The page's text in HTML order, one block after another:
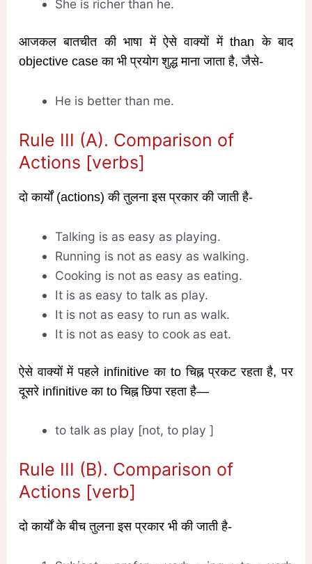
She is richer than he.
आजकल बातचीत की भाषा में ऐसे वाक्यों में than के बाद
objective case का भी प्रयोग शुद्ध माना जाता है, जैसे-
He is better than me.
Rule III (A). Comparison of
Actions [verbs]
दो कार्यों (actions) की तुलना इस प्रकार की जाती है-
Talking is as easy as playing.
Running is not as easy as walking.
Cooking is not as easy as eating.
It is as easy to talk as play.
It is not as easy to run as walk.
It is not as easy to cook as eat.
ऐसे वाक्यों में पहले infinitive का to चिह्न प्रकट रहता है, पर
दूसरे infinitive का to चिह्न छिपा रहता है—
to talk as play [not, to play ]
Rule III (B). Comparison of
Actions [verb]
दो कार्यों के बीच तुलना इस प्रकार भी की जाती है-